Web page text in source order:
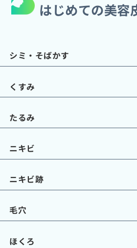
はじめての美容
シミ・そばかす
くすみ
たるみ
ニキビ
ニキビ跡
毛穴
ほくろ